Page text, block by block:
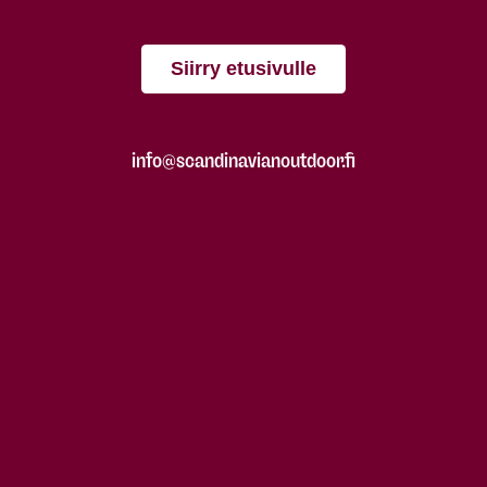
Siirry etusivulle
info@scandinavianoutdoor.fi